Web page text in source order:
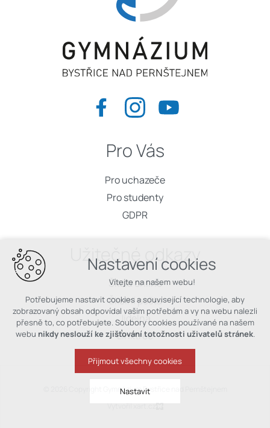
Pro Vás
Pro uchazeče
Pro studenty
GDPR
Užitečné odkazy
Škola online
Školní pošta
Jídelna
Linktree
© 2026 Copyright Gymnázium Bystřice nad Pernštejnem
Vytvořil xart.cz
Nastavení cookies
Vítejte na našem webu!
Potřebujeme nastavit cookies a související technologie, aby
zobrazovaný obsah odpovídal vašim potřebám a vy na webu nalezli
přesně to, co potřebujete. Soubory cookies používané na našem
webu nikdy neslouží ke zjišťování totožnosti uživatelů stránek.
Přijmout všechny cookies
Nastavit